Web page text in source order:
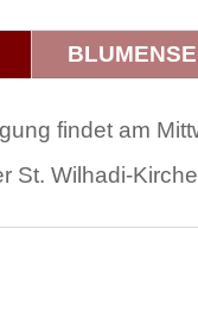
findet am
St. Wilhadi-